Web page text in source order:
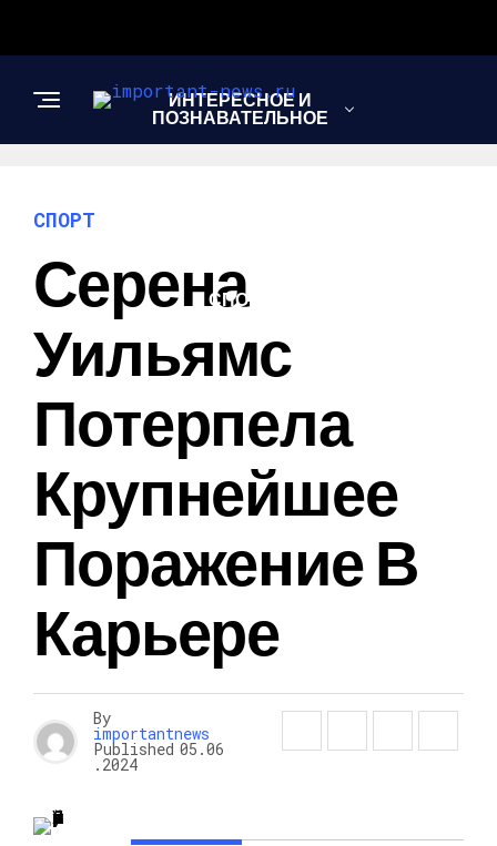
ИНТЕРЕСНОЕ И
ПОЗНАВАТЕЛЬНОЕ
СПОРТ
СПОРТ
Серена
Уильямс
Потерпела
Крупнейшее
Поражение В
Карьере
By
importantnews
Published 05.06
.2024